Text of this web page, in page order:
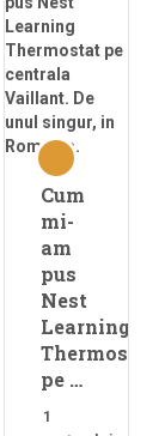
Cum
mi-
am
pus
Nest
Learning
Thermostat
pe …
1